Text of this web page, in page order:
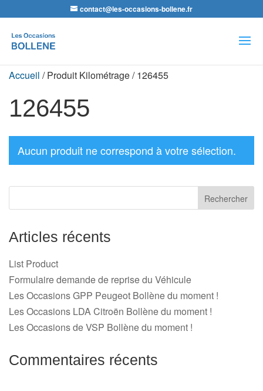
contact@les-occasions-bollene.fr
de
produits
Accueil / Produit Kilométrage / 126455
126455
Aucun produit ne correspond à votre sélection.
Articles récents
List Product
Formulaire demande de reprise du Véhicule
Les Occasions GPP Peugeot Bollène du moment !
Les Occasions LDA Citroën Bollène du moment !
Les Occasions de VSP Bollène du moment !
Commentaires récents